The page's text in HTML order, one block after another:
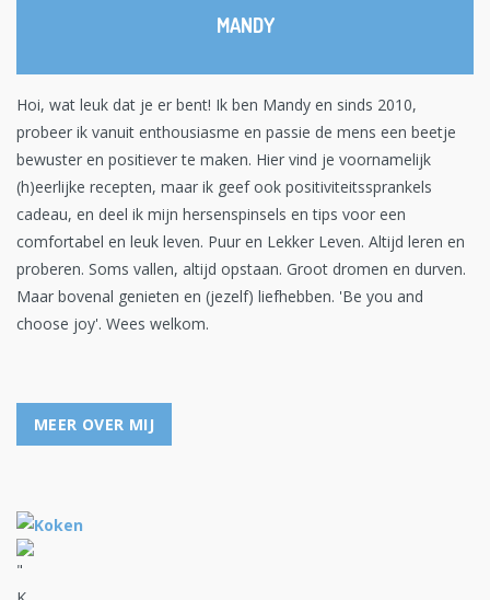
MANDY
Hoi, wat leuk dat je er bent! Ik ben Mandy en sinds 2010,
probeer ik vanuit enthousiasme en passie de mens een beetje
bewuster en positiever te maken. Hier vind je voornamelijk
(h)eerlijke recepten, maar ik geef ook positiviteitssprankels
cadeau, en deel ik mijn hersenspinsels en tips voor een
comfortabel en leuk leven. Puur en Lekker Leven. Altijd leren en
proberen. Soms vallen, altijd opstaan. Groot dromen en durven.
Maar bovenal genieten en (jezelf) liefhebben. 'Be you and
choose joy'. Wees welkom.
MEER OVER MIJ